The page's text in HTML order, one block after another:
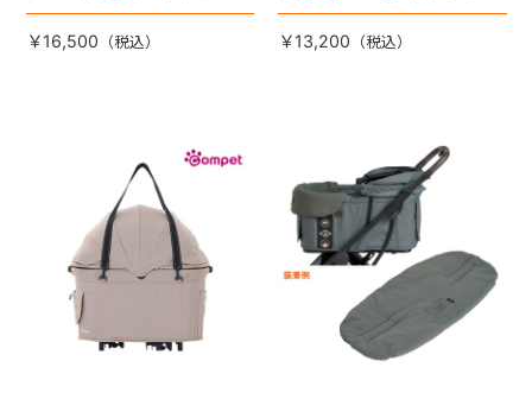
移動をカンタン・快適に！
￥16,500
な「ファンマット」が登場！
￥13,200